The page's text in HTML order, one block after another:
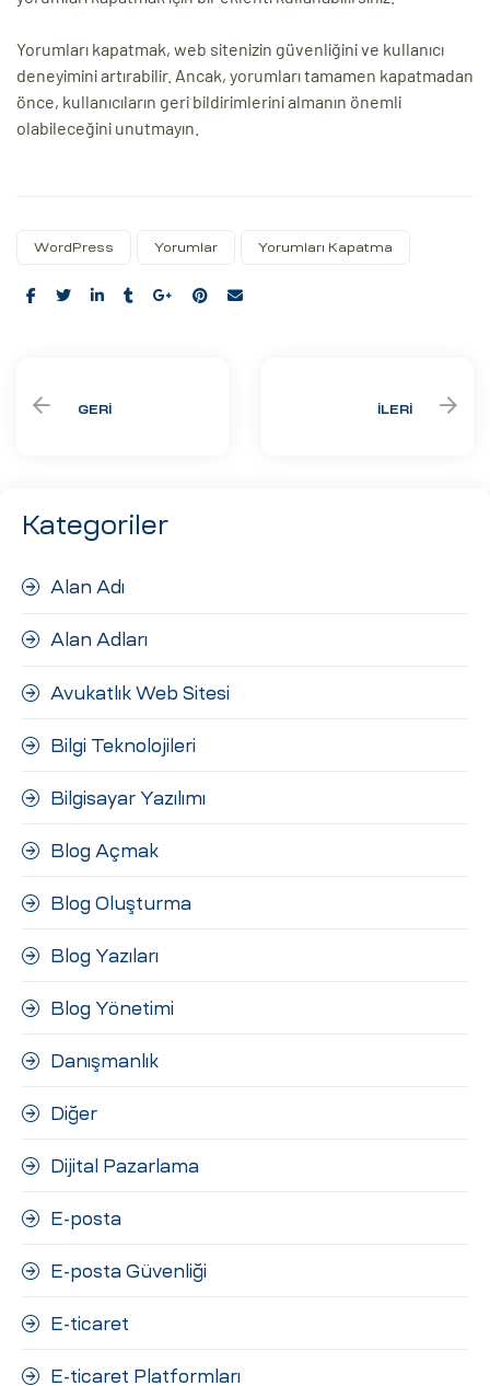
Yorumları kapatmak, web sitenizin güvenliğini ve kullanıcı
deneyimini artırabilir. Ancak, yorumları tamamen kapatmadan
önce, kullanıcıların geri bildirimlerini almanın önemli
olabileceğini unutmayın.
WordPress Yorumlar Yorumları Kapatma
Share:
GERI İLERI
Kategoriler
Alan Adı
Alan Adları
Avukatlık Web Sitesi
Bilgi Teknolojileri
Bilgisayar Yazılımı
Blog Açmak
Blog Oluşturma
Blog Yazıları
Blog Yönetimi
Danışmanlık
Diğer
Dijital Pazarlama
E-posta
E-posta Güvenliği
E-ticaret
E-ticaret Platformları